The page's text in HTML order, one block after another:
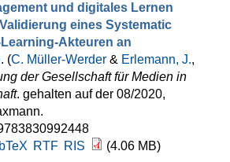
und digitales Lernen
eines Systematic
Learning-Akteuren an
. (C. Müller-Werder & Erlemann, J.,
der Gesellschaft für Medien in
. gehalten auf der 08/2020,
RTF RIS (4.06 MB)